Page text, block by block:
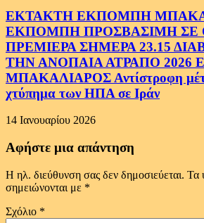
ΕΚΤΑΚΤΗ ΕΚΠΟΜΠΗ
ΕΚΠΟΜΠΗ ΠΡΟΣΒΑΣΙΜΗ ΣΕ
ΠΡΕΜΙΕΡΑ ΣΗΜΕΡΑ 23.15
ΤΗΝ ΑΝΟΠΑΙΑ ΑΤΡΑΠΟ 2026
ΜΠΑΚΑΛΙΑΡΟΣ Αντίστροφη
χτύπημα των ΗΠΑ σε Ιράν
14 Ιανουαρίου 2026
Αφήστε μια απάντηση
Η ηλ. διεύθυνση σας δεν δημοσιεύεται. Τα
σημειώνονται με *
Σχόλιο *